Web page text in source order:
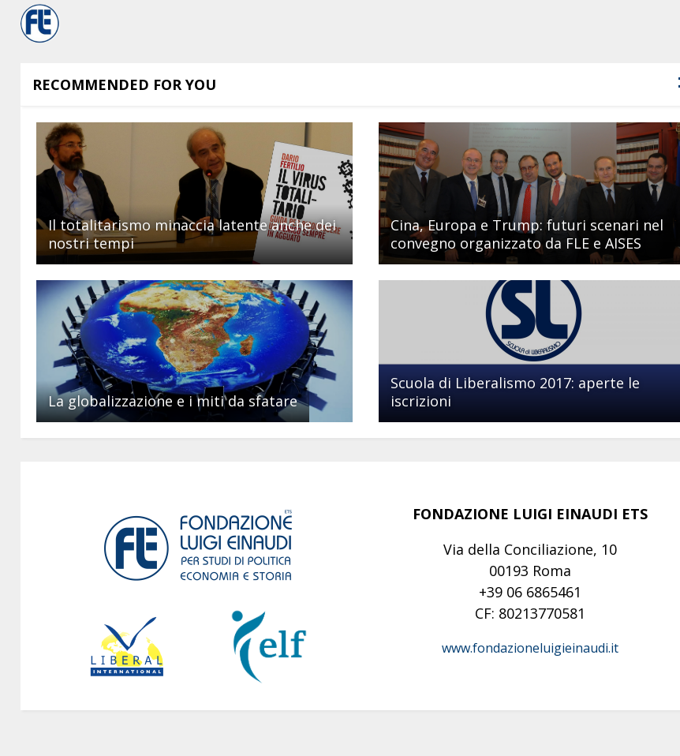
RECOMMENDED FOR YOU
Il totalitarismo minaccia latente anche dei
nostri tempi
Cina, Europa e Trump: futuri scenari nel
convegno organizzato da FLE e AISES
La globalizzazione e i miti da sfatare
Scuola di Liberalismo 2017: aperte le
iscrizioni
FONDAZIONE LUIGI EINAUDI ETS
Via della Conciliazione, 10
00193 Roma
+39 06 6865461
CF: 80213770581
www.fondazioneluigieinaudi.it